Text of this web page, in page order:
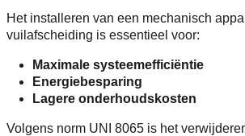
Het installeren van een mechanisch
vuilafscheiding is essentieel voor:
Maximale systeemefficiëntie
Energiebesparing
Lagere onderhoudskosten
Volgens norm UNI 8065 is het